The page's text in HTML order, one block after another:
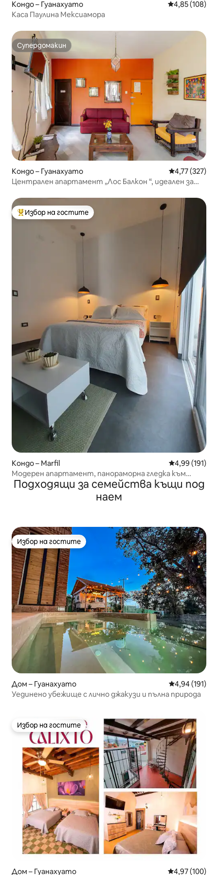
Кондо – Гуанахуато Средна
4,85 (108)
Каса Паулина Мексиамора
Супердомакин
Супердомакин
Кондо – Гуанахуато Средна
4,77 (327)
Централен апартамент „Лос Балкон “, идеален за
Най-популярен избор на гостите
Избор на гостите
Кондо – Marfil Средна
4,99 (191)
Модерен апартамент, панораморна гледка към
града
Подходящи за семейства къщи под
наем
Избор на гостите
Избор на гостите
Дом – Гуанахуато Средна
4,94 (191)
Уединено убежище с лично джакузи и пълна природа
Избор на гостите
Избор на гостите
Дом – Гуанахуато Средна
4,97 (100)